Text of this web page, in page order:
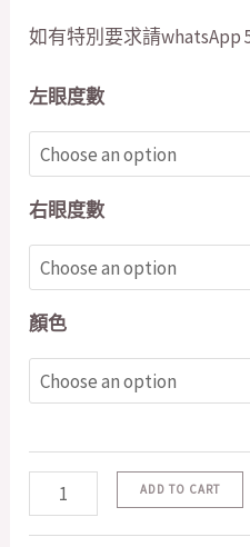
如有特別要求請whatsApp
左眼度數
右眼度數
顏色
ADD TO CART